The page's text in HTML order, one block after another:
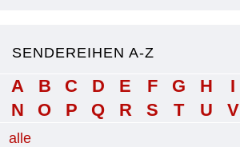
SENDEREIHEN A-Z
A B C D E F G H I
N
O P Q R S T U V
alle